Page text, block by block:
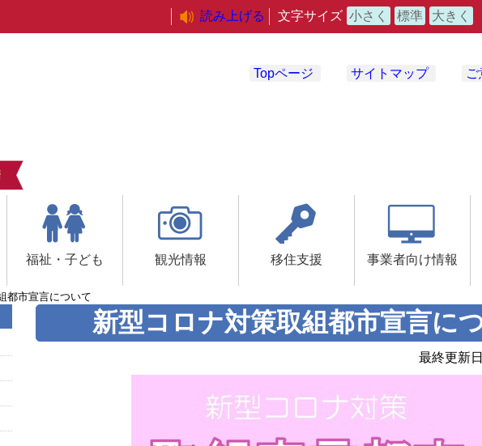
読み上げる 文字サイズ 小さく 標準 大きく
Topページ サイトマップ
福祉・子ども 観光情報 移住支援 事業者向け情報
都市宣言について
新型コロナ対策取組都市宣言に
最終更新